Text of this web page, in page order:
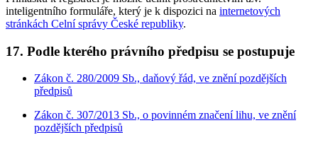
inteligentního formuláře, který je k dispozici na internetových
stránkách Celní správy České republiky.
17. Podle kterého právního předpisu se postupuje
Zákon č. 280/2009 Sb., daňový řád, ve znění pozdějších
předpisů
Zákon č. 307/2013 Sb., o povinném značení lihu, ve znění
pozdějších předpisů